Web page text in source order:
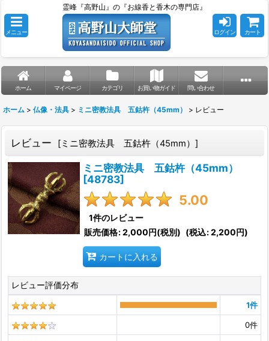
霊峰『高野山』の『お線香と香木の専門店』
メニュー ログイン カート
ホーム マイページ カテゴリ お買い物ガイド 問い合わせ
ホーム > 仏像・法具 > ミニ密教法具 五鈷杵（45mm） > レビュー
レビュー [ミニ密教法具 五鈷杵（45mm） ]
ミニ密教法具 五鈷杵（45mm）
[48783]
5.00
1件のレビュー
販売価格:2,000円(税別) (税込:2,200円)
カートに入れる
レビュー評価分布
1件
0件